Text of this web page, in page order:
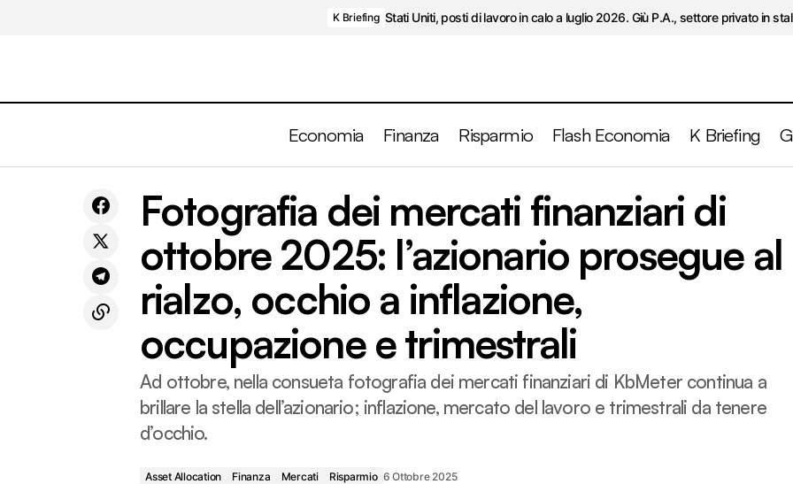
K Briefing Stati Uniti, posti di lavoro in calo a luglio 2026. Giù P.A., settore privato in
Economia Finanza Risparmio Flash Economia K Briefing
4 ottobre 2025): tra manovra in Italia e
shutdown USA
Finanza
Mercati
Risparmio
Fotografia dei mercati finanziari di ottobre 2025:
prosegue al rialzo, occhio a inflazione, occupazione
Fotografia dei mercati finanziari di
ottobre 2025: l’azionario prosegue al
rialzo, occhio a inflazione,
occupazione e trimestrali
Ad ottobre, nella consueta fotografia dei mercati finanziari di KbMeter continua a
brillare la stella dell’azionario; inflazione, mercato del lavoro e trimestrali da tenere
d’occhio.
Asset Allocation Finanza Mercati Risparmio 6 Ottobre 2025